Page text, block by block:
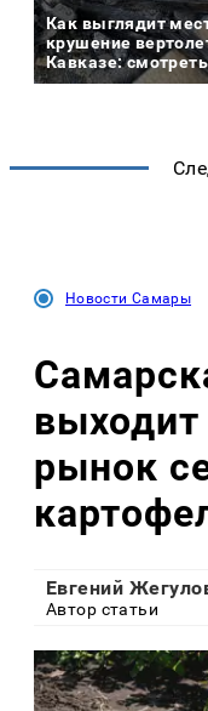
Как выглядит
крушение
Кавказе: смотреть
Новости Самары
рынок
Евгений
Автор статьи